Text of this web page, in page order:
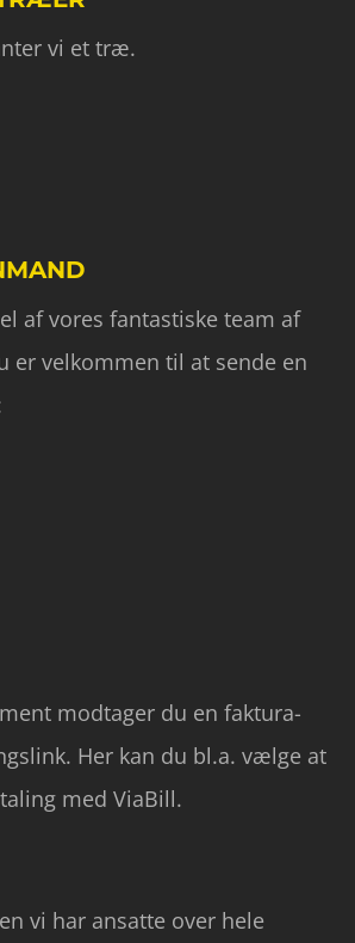
vi et træ.
af vores fantastiske team af
er velkommen til at sende en
modtager du en faktura-
Her kan du bl.a. vælge at
med ViaBill.
vi har ansatte over hele